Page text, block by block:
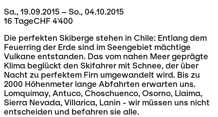
Sa., 19.09.2015 – So., 04.10.2015
16 TageCHF 4'400
Die perfekten Skiberge stehen in Chile: Entlang dem
Feuerring der Erde sind im Seengebiet mächtige
Vulkane entstanden. Das vom nahen Meer geprägte
Klima beglückt den Skifahrer mit Schnee, der über
Nacht zu perfektem Firn umgewandelt wird. Bis zu
2000 Höhenmeter lange Abfahrten erwarten uns.
Lomquimay, Antuco, Choschuenco, Osorno, Llaima,
Sierra Nevada, Villarica, Lanin - wir müssen uns nicht
entscheiden und befahren sie alle.